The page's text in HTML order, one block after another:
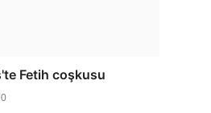
Fetih coşkusu
0